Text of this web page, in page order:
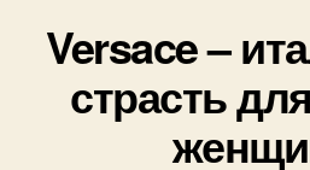
Versace –
страсть